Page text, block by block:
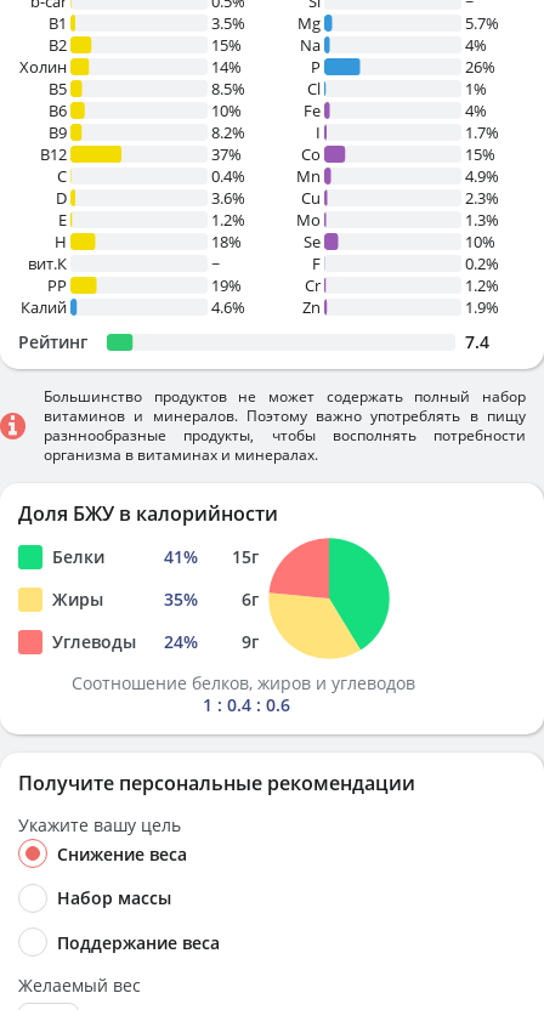
В1
3.5%
B2
15%
Холин
14%
B5
8.5%
B6
10%
B9
8.2%
B12
37%
C
0.4%
D
3.6%
E
1.2%
H
18%
вит.К
~
PP
19%
Калий
4.6%
Mg
5.7%
Na
4%
P
26%
Cl
1%
Fe
4%
I
1.7%
Co
15%
Mn
4.9%
Cu
2.3%
Mo
1.3%
Se
10%
F
0.2%
Cr
1.2%
Zn
1.9%
Рейтинг 7.4
Большинство продуктов не может содержать полный набор
витаминов и минералов. Поэтому важно употреблять в пищу
разннообразные продукты, чтобы восполнять потребности
организма в витаминах и минералах.
Доля БЖУ в калорийности
Белки 41% 15г
Жиры
35% 6г
Углеводы
24% 9г
Соотношение белков, жиров и углеводов
1 : 0.4 : 0.6
Получите персональные рекомендации
Укажите вашу цель
Снижение веса
Набор массы
Поддержание веса
Желаемый вес